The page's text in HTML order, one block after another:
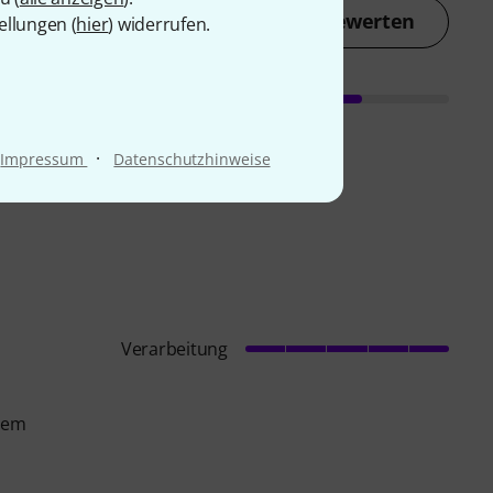
(hier) widerrufen.
Impressum · Datenschutzhinweise
Jetzt bewerten
Verarbeitung